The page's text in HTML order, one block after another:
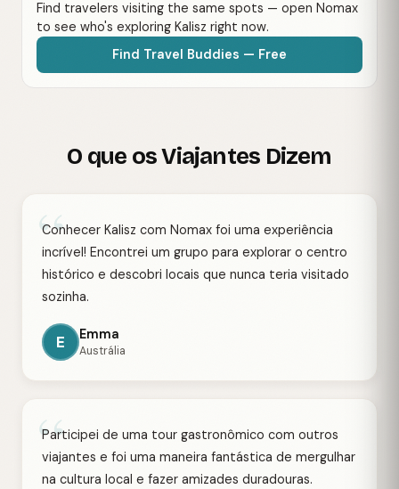
Find travelers visiting the same spots — open Nomax
to see who's exploring Kalisz right now.
Find Travel Buddies — Free
O que os Viajantes Dizem
“
Conhecer Kalisz com Nomax foi uma experiência
incrível! Encontrei um grupo para explorar o centro
histórico e descobri locais que nunca teria visitado
sozinha.
E Emma
Austrália
“
Participei de uma tour gastronômico com outros
viajantes e foi uma maneira fantástica de mergulhar
na cultura local e fazer amizades duradouras.